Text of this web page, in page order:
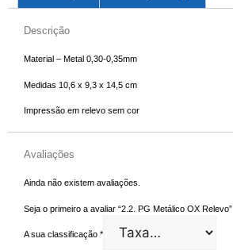
Descrição
Material – Metal 0,30-0,35mm
Medidas 10,6 x 9,3 x 14,5 cm
Impressão em relevo sem cor
Avaliações
Ainda não existem avaliações.
Seja o primeiro a avaliar “2.2. PG Metálico OX Relevo”
A sua classificação *